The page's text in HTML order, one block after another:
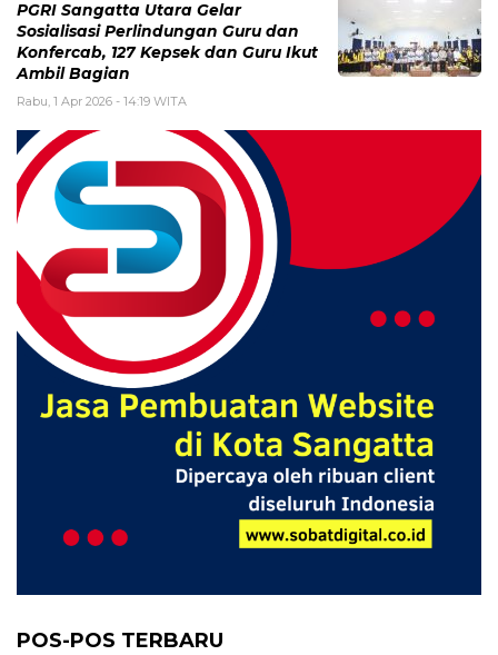
PGRI Sangatta Utara Gelar
Sosialisasi Perlindungan Guru dan
Konfercab, 127 Kepsek dan Guru Ikut
Ambil Bagian
Rabu, 1 Apr 2026 - 14:19 WITA
POS-POS TERBARU